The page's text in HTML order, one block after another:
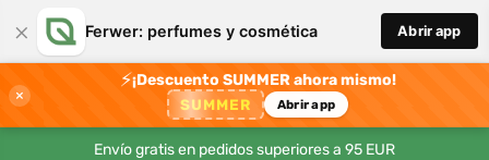
× Ferwer: perfumes y cosmética Abrir app
×
⚡¡Descuento SUMMER ahora mismo!
SUMMER Abrir app
Envío gratis en pedidos superiores a 95 EUR